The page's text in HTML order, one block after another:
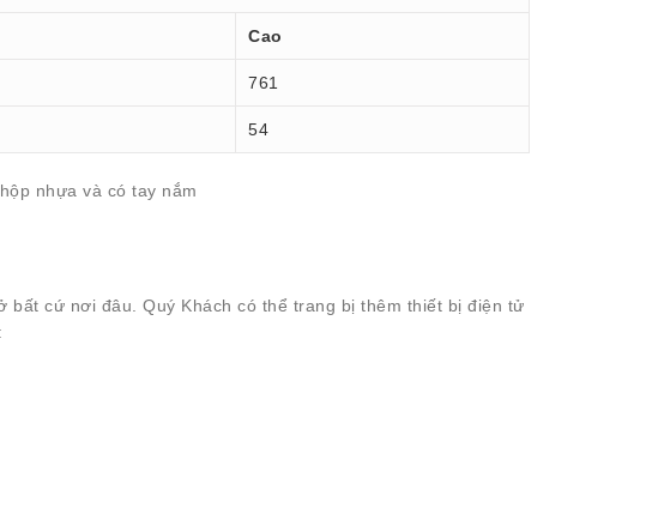
Cao
761
54
nhựa và có tay nắm
cứ nơi đâu. Quý Khách có thể trang bị thêm thiết bị điện tử